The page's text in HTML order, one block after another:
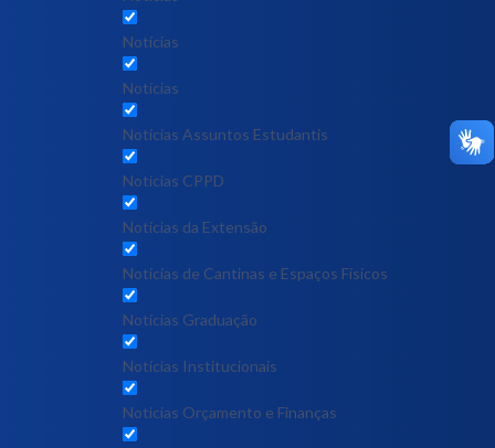
Notícias
Notícias
Notícias Assuntos Estudantis
Notícias CPPD
Notícias da Extensão
Notícias de Cantinas e Espaços Físicos
Notícias Graduação
Notícias Institucionais
Notícias Orçamento e Finanças